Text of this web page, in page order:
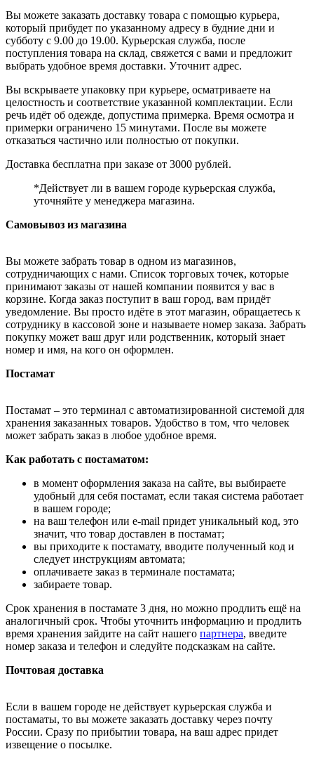
Вы можете заказать доставку товара с помощью курьера,
который прибудет по указанному адресу в будние дни и
субботу с 9.00 до 19.00. Курьерская служба, после
поступления товара на склад, свяжется с вами и предложит
выбрать удобное время доставки. Уточнит адрес.
Вы вскрываете упаковку при курьере, осматриваете на
целостность и соответствие указанной комплектации. Если
речь идёт об одежде, допустима примерка. Время осмотра и
примерки ограничено 15 минутами. После вы можете
отказаться частично или полностью от покупки.
Доставка бесплатна при заказе от 3000 рублей.
*Действует ли в вашем городе курьерская служба,
уточняйте у менеджера магазина.
Самовывоз из магазина
Вы можете забрать товар в одном из магазинов,
сотрудничающих с нами. Список торговых точек, которые
принимают заказы от нашей компании появится у вас в
корзине. Когда заказ поступит в ваш город, вам придёт
уведомление. Вы просто идёте в этот магазин, обращаетесь к
сотруднику в кассовой зоне и называете номер заказа. Забрать
покупку может ваш друг или родственник, который знает
номер и имя, на кого он оформлен.
Постамат
Постамат – это терминал с автоматизированной системой для
хранения заказанных товаров. Удобство в том, что человек
может забрать заказ в любое удобное время.
Как работать с постаматом:
в момент оформления заказа на сайте, вы выбираете
удобный для себя постамат, если такая система работает
в вашем городе;
на ваш телефон или e-mail придет уникальный код, это
значит, что товар доставлен в постамат;
вы приходите к постамату, вводите полученный код и
следует инструкциям автомата;
оплачиваете заказ в терминале постамата;
забираете товар.
Срок хранения в постамате 3 дня, но можно продлить ещё на
аналогичный срок. Чтобы уточнить информацию и продлить
время хранения зайдите на сайт нашего партнера, введите
номер заказа и телефон и следуйте подсказкам на сайте.
Почтовая доставка
Если в вашем городе не действует курьерская служба и
постаматы, то вы можете заказать доставку через почту
России. Сразу по прибытии товара, на ваш адрес придет
извещение о посылке.